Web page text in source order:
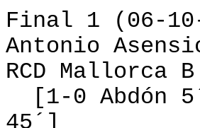
Final 1 (06-
Antonio
RCD
[1-0 Abdón
45´]